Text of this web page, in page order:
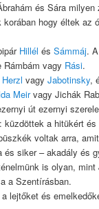
és Sára
hogy éltek az
Hillél ésSámmáj.
vagy Rási.
HerzlvagyJabotinsky,
Meirvagy Jichák
út ezernyi
küzdöttek a hitükért
voltak arra,
és siker – akadály és
is olyan, mint
a Szentírásban.
lejtőket és